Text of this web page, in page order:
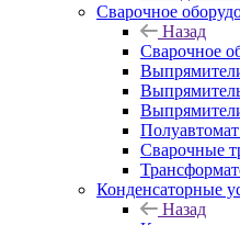
Сварочное
Назад
Сварочное
Сварочные
Конденсаторные
Назад